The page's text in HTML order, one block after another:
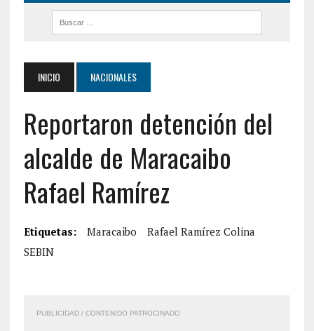
INICIO NACIONALES
Reportaron detención del
alcalde de Maracaibo
Rafael Ramírez
Etiquetas: Maracaibo
Rafael Ramírez Colina
SEBIN
PUBLICIDAD / CONTENIDO PATROCINADO